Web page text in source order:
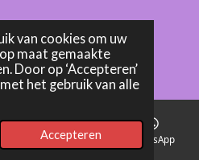
van cookies om uw
maat gemaakte
Door op ‘Accepteren’
het gebruik van alle
Accepteren
- Chocolaterie Pelt
Kaart WhatsApp